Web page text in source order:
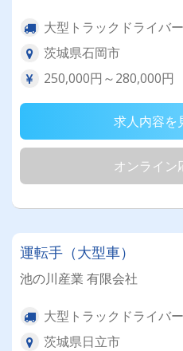
大型トラックドライバー
茨城県石岡市
250,000円～280,000円
求人内容を
オンライン
運転手（大型車）
池の川産業 有限会社
大型トラックドライバー
茨城県日立市